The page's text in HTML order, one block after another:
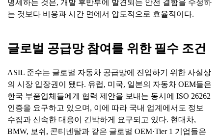
명세하는 것은, 개발 후반부에 발견되는 안전 결함을 수정하
는 것보다 비용과 시간 면에서 압도적으로 효율적이다.
글로벌 공급망 참여를 위한 필수 조건
ASIL 준수는 글로벌 자동차 공급망에 진입하기 위한 사실상
의 시장 입장권이 됐다. 유럽, 미국, 일본의 자동차 OEM들은
한국 부품업체들에게 협력 제안을 보내는 동시에 ISO 26262
인증을 요구하고 있으며, 이에 따라 국내 업계에서도 정보
수집과 신속한 대응이 긴박하게 요구되고 있다. 현대차,
BMW, 보쉬, 콘티넨탈과 같은 글로벌 OEM·Tier 1 기업들은